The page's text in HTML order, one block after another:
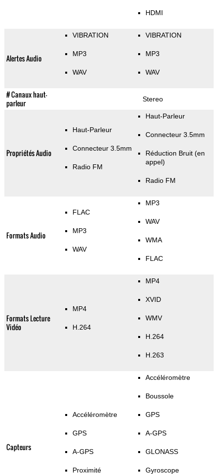
HDMI
Alertes Audio
VIBRATION
MP3
WAV
VIBRATION
MP3
WAV
# Canaux haut-
parleur
Stereo
Propriétés Audio
Haut-Parleur
Connecteur 3.5mm
Radio FM
Haut-Parleur
Connecteur 3.5mm
Réduction Bruit (en
appel)
Radio FM
Formats Audio
FLAC
MP3
WAV
MP3
WAV
WMA
FLAC
Formats Lecture
Vidéo
MP4
H.264
MP4
XVID
WMV
H.264
H.263
Capteurs
Accéléromètre
GPS
A-GPS
Proximité
Accéléromètre
Boussole
GPS
A-GPS
GLONASS
Gyroscope